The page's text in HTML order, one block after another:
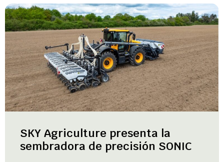
SKY Agriculture presenta la
sembradora de precisión SONIC